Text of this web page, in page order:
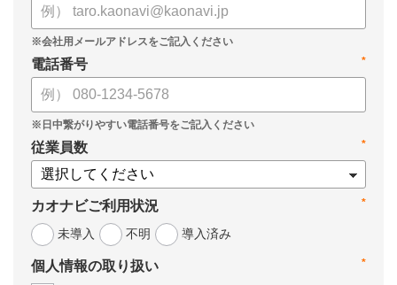
*
電話番号
*
従業員数
*
カオナビご利用状況
未導入
不明 導入済み
*
個人情報の取り扱い